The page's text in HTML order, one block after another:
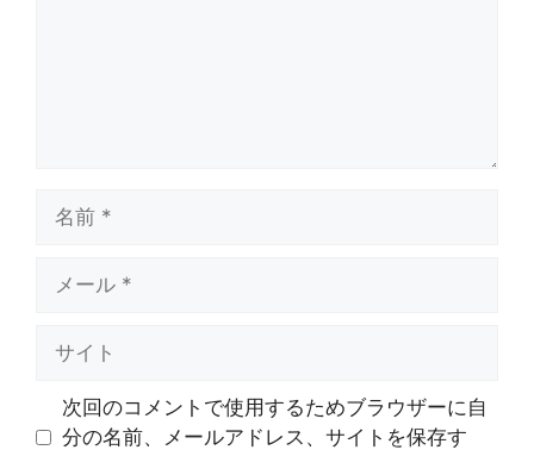
次回のコメントで使用するためブラウザーに自
分の名前、メールアドレス、サイトを保存す